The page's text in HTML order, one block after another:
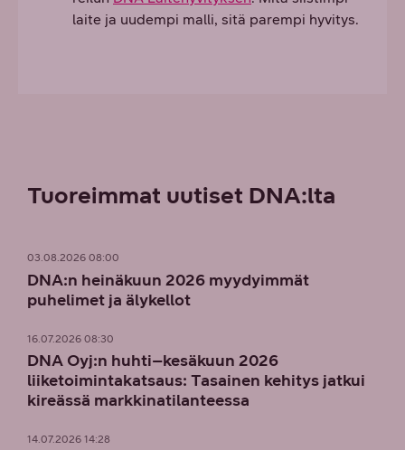
laite ja uudempi malli, sitä parempi hyvitys.
Tuoreimmat uutiset DNA:lta
03.08.2026 08:00
DNA:n heinäkuun 2026 myydyimmät
puhelimet ja älykellot
16.07.2026 08:30
DNA Oyj:n huhti–kesäkuun 2026
liiketoimintakatsaus: Tasainen kehitys jatkui
kireässä markkinatilanteessa
14.07.2026 14:28